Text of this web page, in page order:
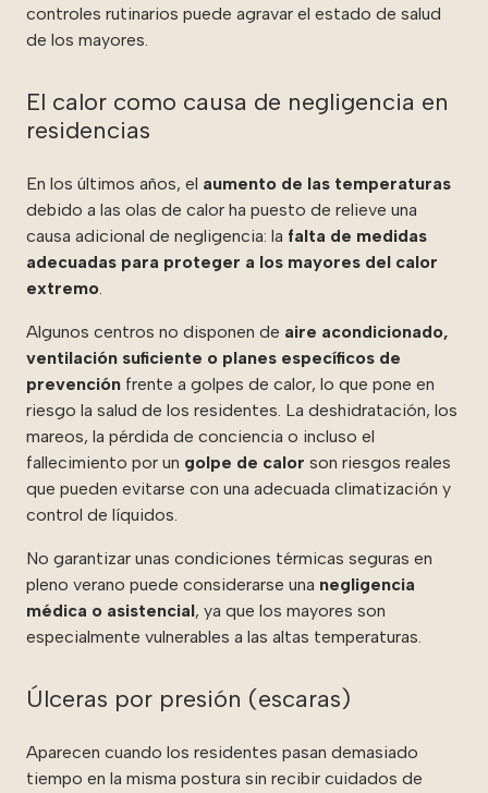
controles rutinarios puede agravar el estado de salud
de los mayores.
El calor como causa de negligencia en
residencias
En los últimos años, el aumento de las temperaturas
debido a las olas de calor ha puesto de relieve una
causa adicional de negligencia: la falta de medidas
adecuadas para proteger a los mayores del calor
extremo.
Algunos centros no disponen de aire acondicionado,
ventilación suficiente o planes específicos de
prevención frente a golpes de calor, lo que pone en
riesgo la salud de los residentes. La deshidratación, los
mareos, la pérdida de conciencia o incluso el
fallecimiento por un golpe de calor son riesgos reales
que pueden evitarse con una adecuada climatización y
control de líquidos.
No garantizar unas condiciones térmicas seguras en
pleno verano puede considerarse una negligencia
médica o asistencial, ya que los mayores son
especialmente vulnerables a las altas temperaturas.
Úlceras por presión (escaras)
Aparecen cuando los residentes pasan demasiado
tiempo en la misma postura sin recibir cuidados de